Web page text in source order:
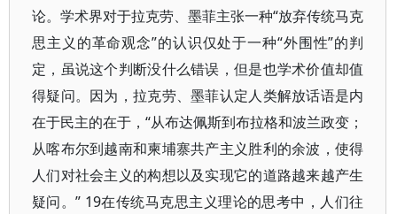
论。学术界对于拉克劳、墨菲主张一种“放弃传统马克
思主义的革命观念”的认识仅处于一种“外围性”的判
定，虽说这个判断没什么错误，但是也学术价值却值
得疑问。因为，拉克劳、墨菲认定人类解放话语是内
在于民主的在于，“从布达佩斯到布拉格和波兰政变；
从喀布尔到越南和柬埔寨共产主义胜利的余波，使得
人们对社会主义的构想以及实现它的道路越来越产生
疑问。” 19在传统马克思主义理论的思考中，人们往